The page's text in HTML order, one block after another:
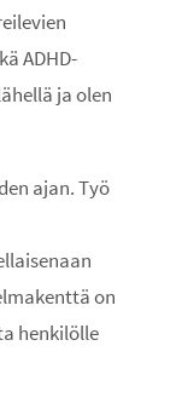
ADHD-
ja olen
ajan. Työ
on
henkilölle